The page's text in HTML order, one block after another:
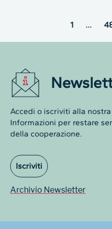
1 …
Accedi o iscriviti alla
Informazioni per restare
della cooperazione.
Iscriviti
Archivio Newsletter